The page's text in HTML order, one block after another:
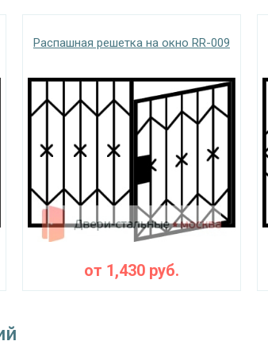
по RAL
Распашная решетка на окно RR-009
от 1,430руб.